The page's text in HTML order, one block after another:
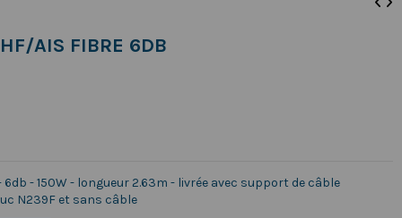
AIS FIBRE 6DB
6db - 150W - longueur 2.63m - livrée avec support de câble
N239F et sans câble